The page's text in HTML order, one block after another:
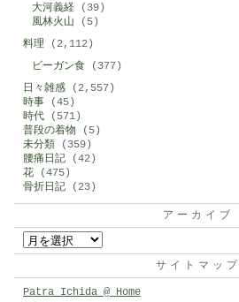
大河義経 (39)
風林火山 (5)
料理 (2,112)
ビーガン食 (377)
日々雑感 (2,557)
時事 (45)
時代 (571)
普段の着物 (5)
未分類 (359)
腰痛日記 (42)
花 (475)
骨折日記 (23)
アーカイブ
サイトマップ
Patra Ichida @ Home